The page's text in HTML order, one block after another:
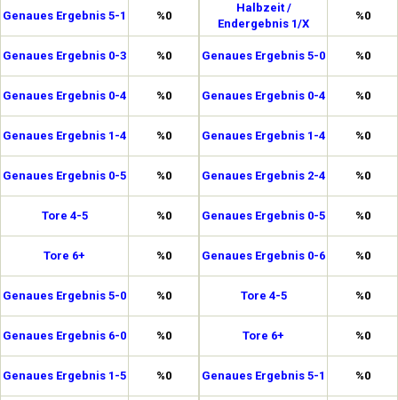
Genaues Ergebnis 5-1 %0
Genaues Ergebnis 0-3 %0
Genaues Ergebnis 0-4 %0
Genaues Ergebnis 1-4 %0
Genaues Ergebnis 0-5 %0
Tore 4-5 %0
Tore 6+ %0
Genaues Ergebnis 5-0 %0
Genaues Ergebnis 6-0 %0
Genaues Ergebnis 1-5 %0
Halbzeit /
Endergebnis 1/X
%0
Genaues Ergebnis 5-0 %0
Genaues Ergebnis 0-4 %0
Genaues Ergebnis 1-4 %0
Genaues Ergebnis 2-4 %0
Genaues Ergebnis 0-5 %0
Genaues Ergebnis 0-6 %0
Tore 4-5 %0
Tore 6+ %0
Genaues Ergebnis 5-1 %0